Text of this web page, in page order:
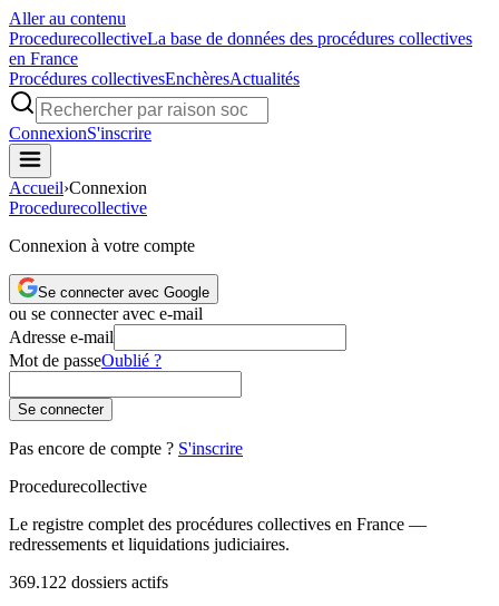
Aller au contenu
ProcedurecollectiveLa base de données des procédures collectives
en France
Procédures collectivesEnchèresActualités
ConnexionS'inscrire
Accueil›Connexion
Procedurecollective
Connexion à votre compte
Se connecter avec Google
ou se connecter avec e-mail
Adresse e-mail
Mot de passeOublié ?
Se connecter
Pas encore de compte ? S'inscrire
Procedurecollective
Le registre complet des procédures collectives en France —
redressements et liquidations judiciaires.
369.122 dossiers actifs